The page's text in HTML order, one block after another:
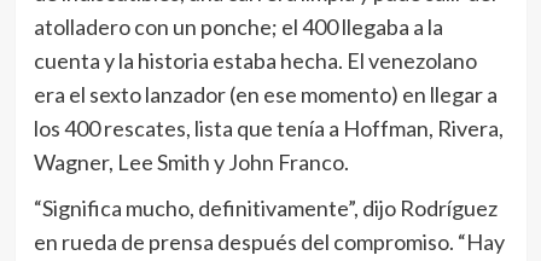
atolladero con un ponche; el 400 llegaba a la
cuenta y la historia estaba hecha. El venezolano
era el sexto lanzador (en ese momento) en llegar a
los 400 rescates, lista que tenía a Hoffman, Rivera,
Wagner, Lee Smith y John Franco.
“Significa mucho, definitivamente”, dijo Rodríguez
en rueda de prensa después del compromiso. “Hay